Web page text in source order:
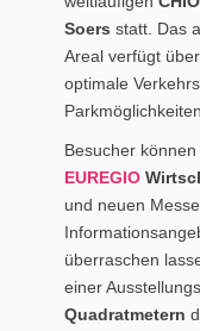
Soers statt. Das
Areal verfügt
optimale
Besucher
EUREGIO
und neuen
überraschen
einer
Quadratmetern